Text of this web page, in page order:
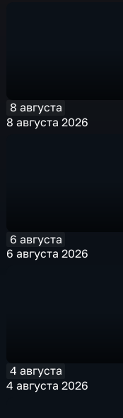
8 августа
8 августа 2026
6 августа
6 августа 2026
4 августа
4 августа 2026